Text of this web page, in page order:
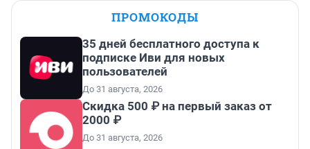
ПРОМОКОДЫ
35 дней бесплатного доступа к
подписке Иви для новых
пользователей
До 31 августа, 2026
Скидка 500 ₽ на первый заказ от
2000 ₽
До 31 августа, 2026